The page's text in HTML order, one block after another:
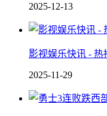
2025-12-13
影视娱乐快讯 -
2025-11-29